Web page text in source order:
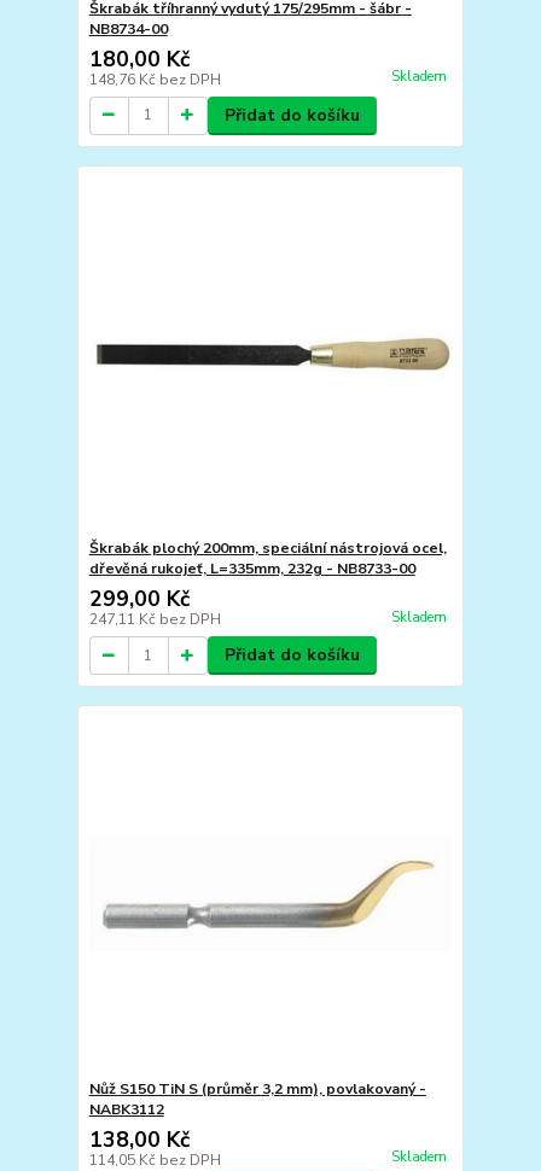
Škrabák tříhranný vydutý 175/295mm - šábr -
NB8734-00
180,00 Kč
148,76 Kč bez DPH Skladem
Přidat do košíku
Škrabák plochý 200mm, speciální nástrojová ocel,
dřevěná rukojeť, L=335mm, 232g - NB8733-00
299,00 Kč
247,11 Kč bez DPH Skladem
Přidat do košíku
Nůž S150 TiN S (průměr 3,2 mm), povlakovaný -
NABK3112
138,00 Kč
114,05 Kč bez DPH Skladem